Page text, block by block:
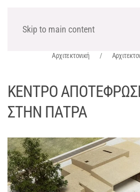
Skip to main contentΧΩΡΟΤΕΧΝΙΚΗ
Αρχιτεκτονική
ΚΕΝΤΡΟ
ΣΤΗΝ ΠΑΤΡΑ